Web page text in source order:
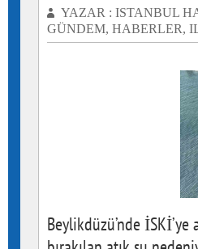
YAZAR : ISTANBUL
GÜNDEM, HABERLER,
Beylikdüzü’nde